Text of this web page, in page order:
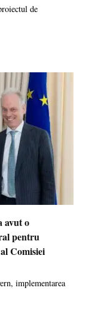
de
avut o
pentru
Comisiei
implementarea